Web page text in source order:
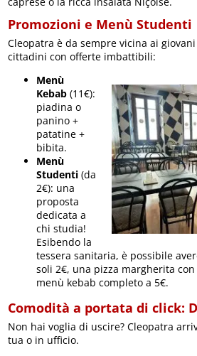
Promozioni e Menù Studenti
Cleopatra è da sempre vicina ai
cittadini con offerte imbattibili:
Menù
Kebab (11€):
piadina o
panino +
patatine +
bibita.
Menù
Studenti (da
2€): una
proposta
dedicata a
chi studia!
Esibendo la
tessera sanitaria, è possibile
soli 2€, una pizza margherita con
menù kebab completo a 5€.
Comodità a portata di click:
Non hai voglia di uscire? Cleopatra
tua o in ufficio.